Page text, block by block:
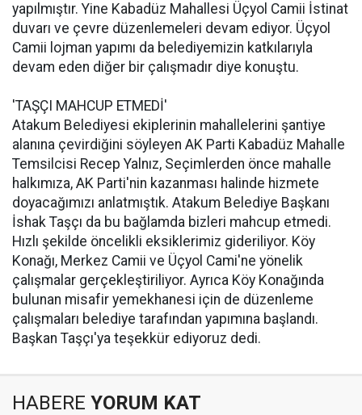
yapılmıştır. Yine Kabadüz Mahallesi Üçyol Camii İstinat
duvarı ve çevre düzenlemeleri devam ediyor. Üçyol
Camii lojman yapımı da belediyemizin katkılarıyla
devam eden diğer bir çalışmadır diye konuştu.
'TAŞÇI MAHCUP ETMEDİ'
Atakum Belediyesi ekiplerinin mahallelerini şantiye
alanına çevirdiğini söyleyen AK Parti Kabadüz Mahalle
Temsilcisi Recep Yalnız, Seçimlerden önce mahalle
halkımıza, AK Parti'nin kazanması halinde hizmete
doyacağımızı anlatmıştık. Atakum Belediye Başkanı
İshak Taşçı da bu bağlamda bizleri mahcup etmedi.
Hızlı şekilde öncelikli eksiklerimiz gideriliyor. Köy
Konağı, Merkez Camii ve Üçyol Cami'ne yönelik
çalışmalar gerçekleştiriliyor. Ayrıca Köy Konağında
bulunan misafir yemekhanesi için de düzenleme
çalışmaları belediye tarafından yapımına başlandı.
Başkan Taşçı'ya teşekkür ediyoruz dedi.
HABERE YORUM KAT